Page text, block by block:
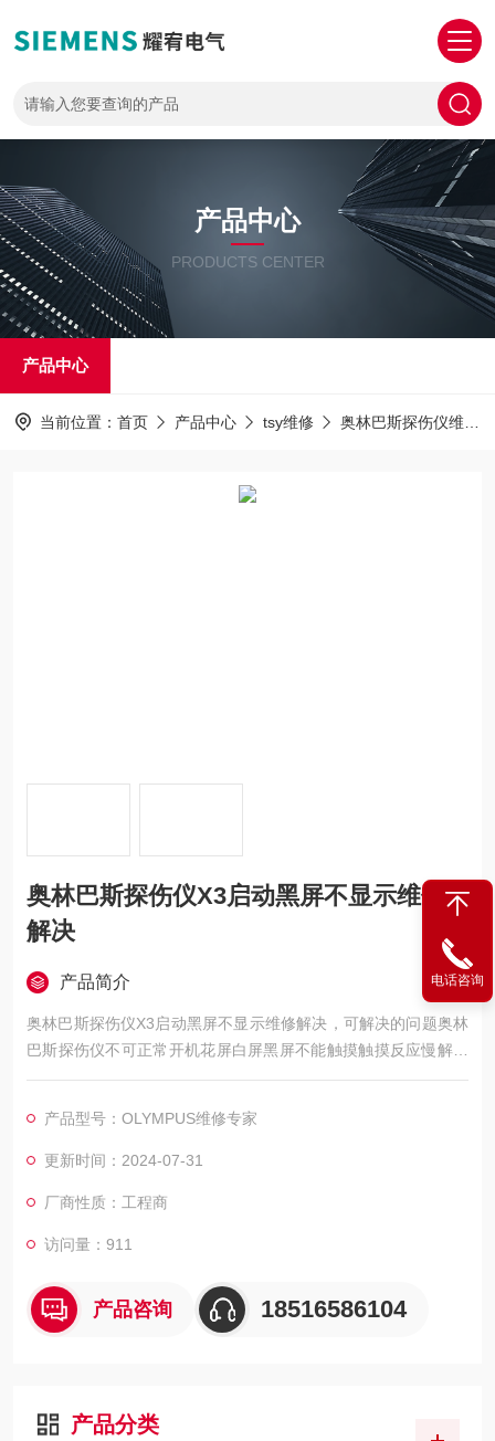
产品中心
PRODUCTS CENTER
产品中心
当前位置： 首页 产品中心 tsy维修 奥林巴斯探伤仪维修
奥林巴斯探伤仪X3启动黑屏不显示维修
解决
产品简介
奥林巴斯探伤仪X3启动黑屏不显示维修解决，可解决的问题奥林
巴斯探伤仪不可正常开机花屏白屏黑屏不能触摸触摸反应慢解密
编程等等特别是对西门子触摸屏触摸镜片的损坏以及液晶屏的损
探伤仪维修，，可快速修复，黑屏，白屏，花屏，触摸无反应，
屏幕无显示，无法操作，按键无反应，通讯不上，进不了系统等
产品型号：OLYMPUS维修专家
更新时间：2024-07-31
厂商性质：工程商
访问量：911
产品咨询 18516586104
产品分类
电话咨询